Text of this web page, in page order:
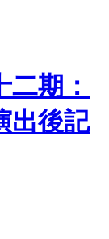
二期：
出後記